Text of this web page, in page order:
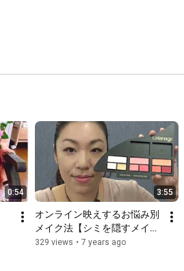
0:54 3:55
オンライン映えするお悩み別
メイク法【シミを隠すメイク
法♡】
329 views • 7 years ago